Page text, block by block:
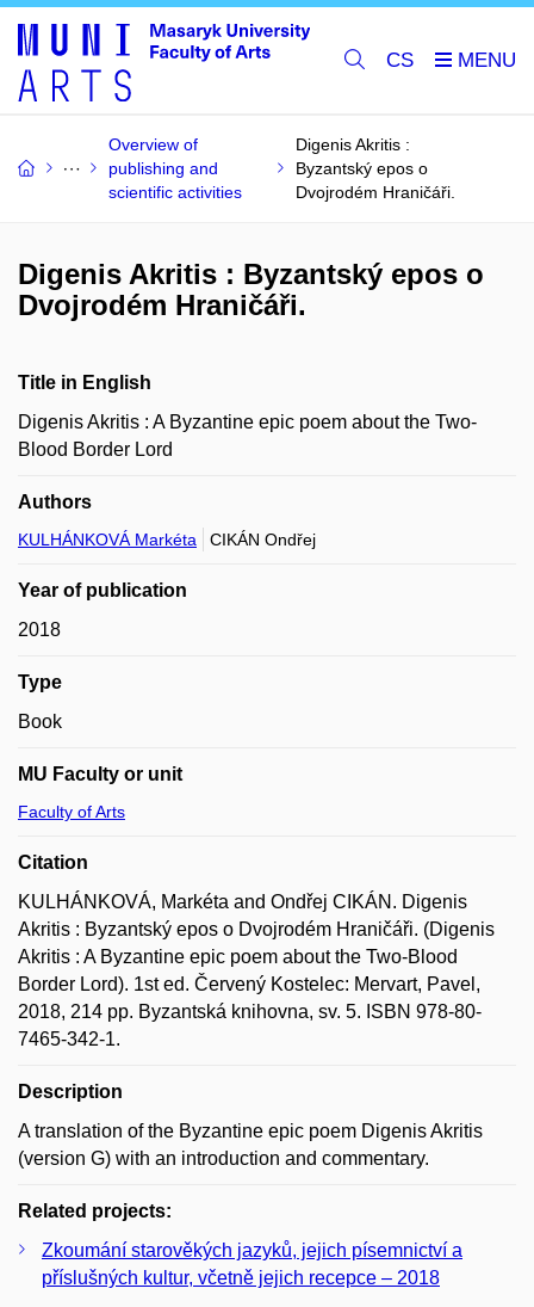
CS
Overview of
publishing and
scientific activities
Digenis Akritis :
Byzantský epos o
Dvojrodém Hraničáři.
Digenis Akritis : Byzantský epos o
Dvojrodém Hraničáři.
Title in English
Digenis Akritis : A Byzantine epic poem about the Two-
Blood Border Lord
Authors
KULHÁNKOVÁ Markéta CIKÁN Ondřej
Year of publication
2018
Type
Book
MU Faculty or unit
Faculty of Arts
Citation
KULHÁNKOVÁ, Markéta and Ondřej CIKÁN. Digenis
Akritis : Byzantský epos o Dvojrodém Hraničáři. (Digenis
Akritis : A Byzantine epic poem about the Two-Blood
Border Lord). 1st ed. Červený Kostelec: Mervart, Pavel,
2018, 214 pp. Byzantská knihovna, sv. 5. ISBN 978-80-
7465-342-1.
Description
A translation of the Byzantine epic poem Digenis Akritis
(version G) with an introduction and commentary.
Related projects:
Zkoumání starověkých jazyků, jejich písemnictví a
příslušných kultur, včetně jejich recepce – 2018